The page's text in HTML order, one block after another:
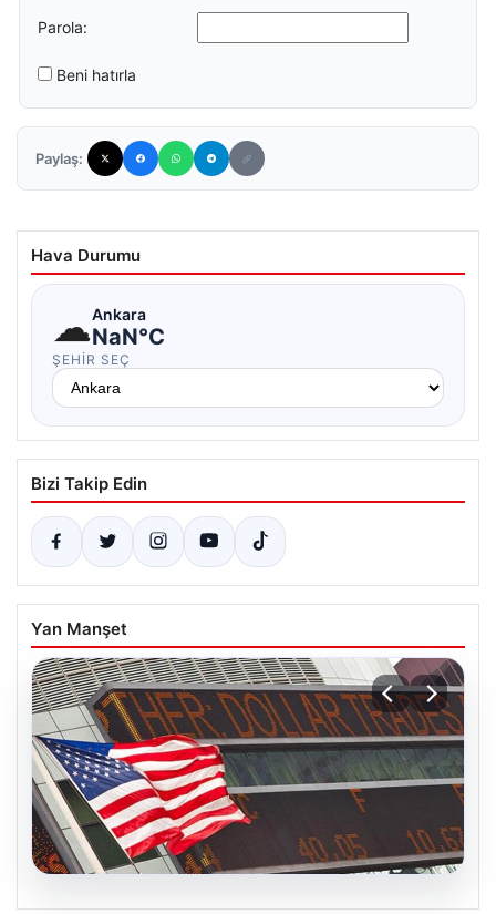
Parola:
Beni hatırla
Paylaş:
Hava Durumu
☁Ankara
NaN°C
ŞEHIR SEÇ
Bizi Takip Edin
Yan Manşet
04.08.2026